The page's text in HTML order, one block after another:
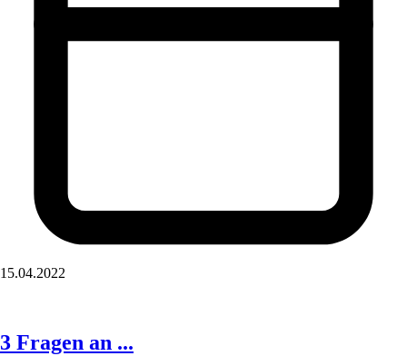
15.04.2022
3 Fragen an ...